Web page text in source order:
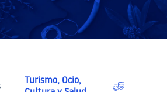
Turismo, Ocio,